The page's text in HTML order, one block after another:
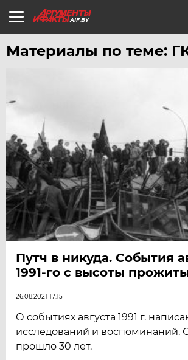
AIF.BY
Материалы по теме:
Путч в никуда. События
1991-го с высоты
26.08.2021 17:15
О событиях августа 1991 г.
исследований и воспоминаний.
прошло 30 лет.